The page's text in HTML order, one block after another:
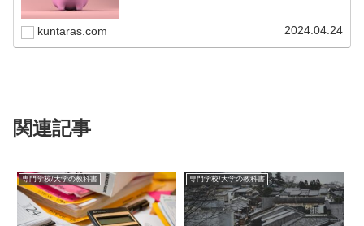
kuntaras.com 2024.04.24
関連記事
専門学校/大学の教科書 専門学校/大学の教科書